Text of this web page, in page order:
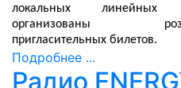
локальных линейных
организованы
пригласительных билетов.
Подробнее ...
Радио